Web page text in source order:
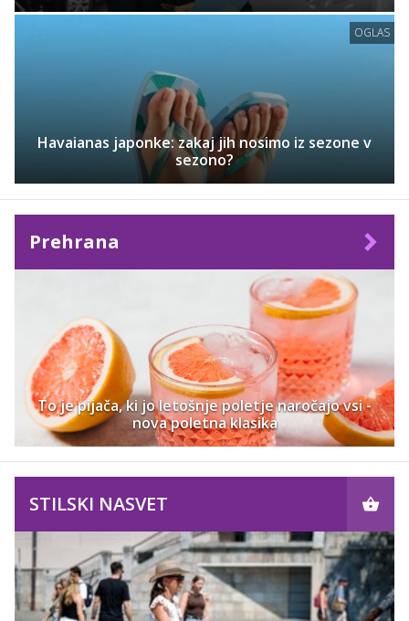
OGLAS
Havaianas japonke: zakaj jih nosimo iz sezone v
sezono?
Prehrana
To je pijača, ki jo letošnje poletje naročajo vsi -
nova poletna klasika
STILSKI NASVET